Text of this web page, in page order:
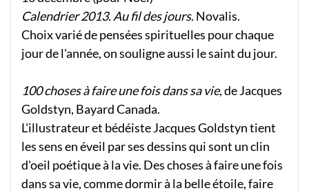
Calendrier 2013. Au fil des jours. Novalis.
Choix varié de pensées spirituelles pour chaque
jour de l'année, on souligne aussi le saint du jour.
100 choses à faire une fois dans sa vie, de Jacques
Goldstyn, Bayard Canada.
L'illustrateur et bédéiste Jacques Goldstyn tient
les sens en éveil par ses dessins qui sont un clin
d'oeil poétique à la vie. Des choses à faire une fois
dans sa vie, comme dormir à la belle étoile, faire